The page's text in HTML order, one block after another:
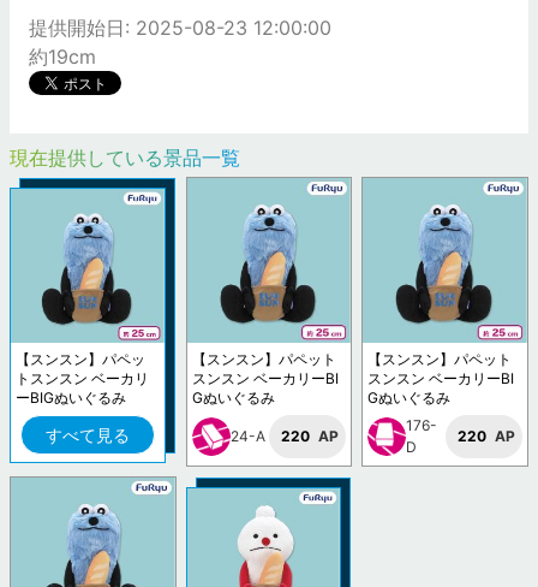
提供開始日: 2025-08-23 12:00:00
約19cm
現在提供している景品一覧
【スンスン】パペッ
トスンスン ベーカリ
ーBIGぬいぐるみ
すべて見る
【スンスン】パペット
スンスン ベーカリーBI
Gぬいぐるみ
24-A 220 AP
【スンスン】パペット
スンスン ベーカリーBI
Gぬいぐるみ
176-
D
220 AP